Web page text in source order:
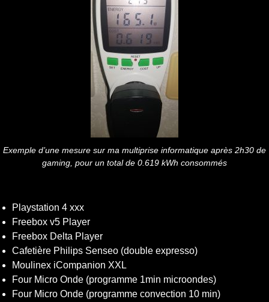
Exemple d’une mesure sur ma multiprise informatique après 2h30 de
gaming, pour un total de 0.619 kWh consommés
Playstation 4 xxx
Freebox v5 Player
Freebox Delta Player
Cafetière Philips Senseo (double expresso)
Moulinex iCompanion XXL
Four Micro Onde (programme 1min microondes)
Four Micro Onde (programme convection 10 min)